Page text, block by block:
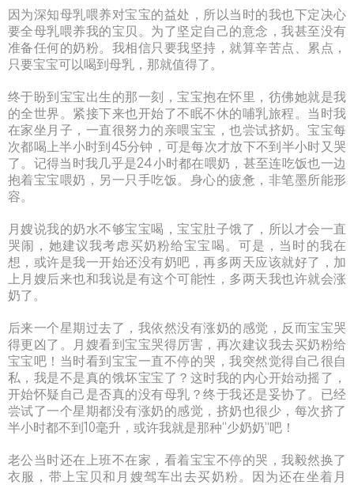
因为深知母乳喂养对宝宝的益处，所以当时的我也下定决心
要全母乳喂养我的宝贝。为了坚定自己的意念，我甚至没有
准备任何的奶粉。我相信只要我坚持，就算辛苦点、累点，
只要宝宝可以喝到母乳，那就值得了。
终于盼到宝宝出生的那一刻，宝宝抱在怀里，彷佛她就是我
的全世界。紧接下来也开始了不眠不休的哺乳旅程。当时我
在家坐月子，一直很努力的亲喂宝宝，也尝试挤奶。宝宝每
次都喝上半小时到45分钟，可是每次才放下不到半小时又哭
了。记得当时我几乎是24小时都在喂奶，甚至连吃饭也一边
抱着宝宝喂奶，另一只手吃饭。身心的疲惫，非笔墨所能形
容。
月嫂说我的奶水不够宝宝喝，宝宝肚子饿了，所以才会一直
哭闹，她建议我考虑买奶粉给宝宝喝。可是，当时的我在
想，或许是我一开始还没有奶吧，再多两天应该就好了，加
上月嫂后来也和我说是有这个可能性，多两天我也许就会涨
奶了。
后来一个星期过去了，我依然没有涨奶的感觉，反而宝宝哭
得更凶了。月嫂看到宝宝哭得厉害，再次建议我去买奶粉给
宝宝吧！当时看到宝宝一直不停的哭，我突然觉得自己很自
私，我是不是真的饿坏宝宝了？这时我的内心开始动摇了，
开始怀疑自己是否真的没有母乳？终于我还是妥协了。已经
尝试了一个星期都没有涨奶的感觉，挤奶也很少，每次挤了
半小时都不到10毫升，或许我就是那种“少奶奶”吧！
老公当时还在上班不在家，看着宝宝不停的哭，我毅然换了
衣服，带上宝贝和月嫂驾车出去买奶粉。因为还在坐着月